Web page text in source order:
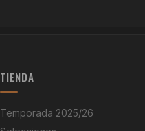
TIENDA
Temporada 2025/26